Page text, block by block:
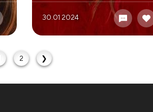
30.01 2024
2 ❯